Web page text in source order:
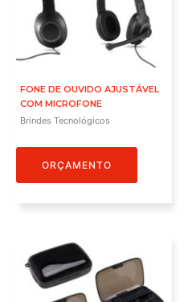
FONE DE OUVIDO AJUSTÁVEL
COM MICROFONE
Brindes Tecnológicos
ORÇAMENTO